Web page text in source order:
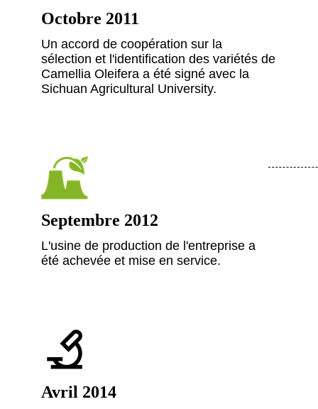
Octobre 2011
Un accord de coopération sur la
sélection et l'identification des variétés de
Camellia Oleifera a été signé avec la
Sichuan Agricultural University.
Septembre 2012
L'usine de production de l'entreprise a
été achevée et mise en service.
Avril 2014